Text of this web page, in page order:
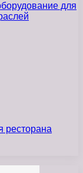
для
ресторана